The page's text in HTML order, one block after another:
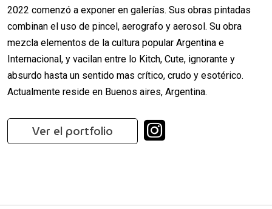
2022 comenzó a exponer en galerías. Sus obras pintadas
combinan el uso de pincel, aerografo y aerosol. Su obra
mezcla elementos de la cultura popular Argentina e
Internacional, y vacilan entre lo Kitch, Cute, ignorante y
absurdo hasta un sentido mas crítico, crudo y esotérico.
Actualmente reside en Buenos aires, Argentina.
Ver el portfolio